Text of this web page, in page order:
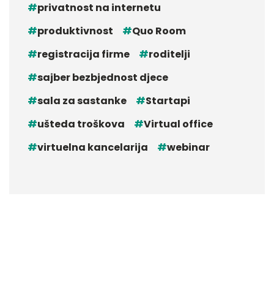
privatnost na internetu
produktivnost
Quo Room
registracija firme
roditelji
sajber bezbjednost djece
sala za sastanke
Startapi
ušteda troškova
Virtual office
virtuelna kancelarija
webinar